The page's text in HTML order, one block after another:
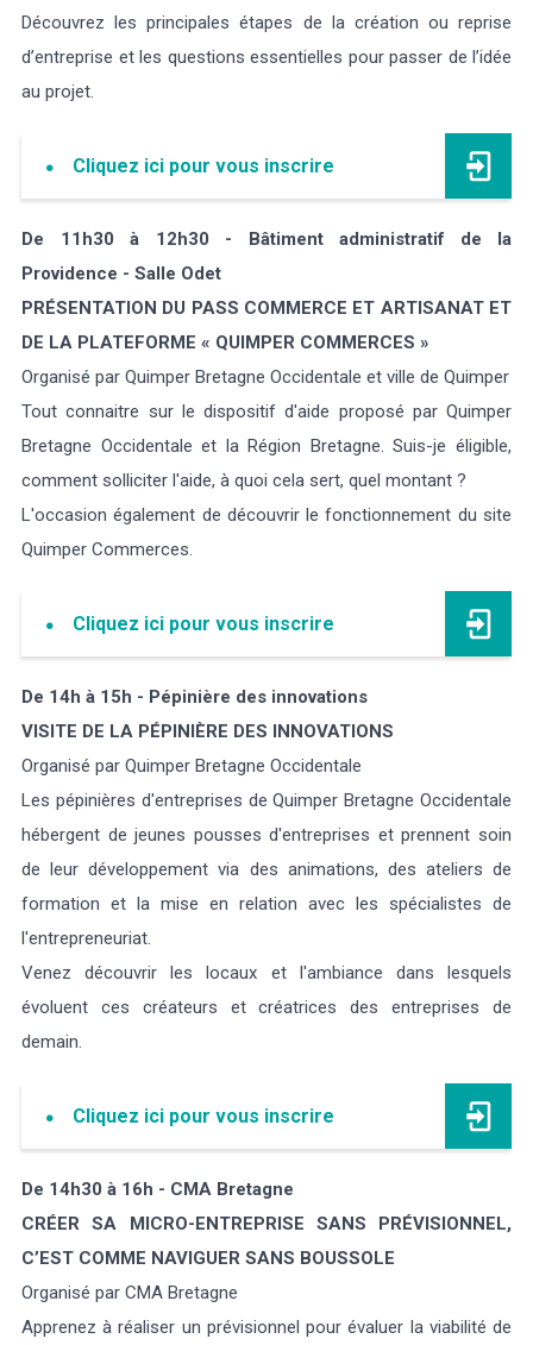
Découvrez les principales étapes de la création ou reprise
d’entreprise et les questions essentielles pour passer de l’idée
au projet.
Cliquez ici pour vous inscrire
De 11h30 à 12h30 - Bâtiment administratif de la
Providence - Salle Odet
PRÉSENTATION DU PASS COMMERCE ET ARTISANAT ET
DE LA PLATEFORME « QUIMPER COMMERCES »
Organisé par Quimper Bretagne Occidentale et ville de Quimper
Tout connaitre sur le dispositif d'aide proposé par Quimper
Bretagne Occidentale et la Région Bretagne. Suis-je éligible,
comment solliciter l'aide, à quoi cela sert, quel montant ?
L'occasion également de découvrir le fonctionnement du site
Quimper Commerces.
Cliquez ici pour vous inscrire
De 14h à 15h - Pépinière des innovations
VISITE DE LA PÉPINIÈRE DES INNOVATIONS
Organisé par Quimper Bretagne Occidentale
Les pépinières d'entreprises de Quimper Bretagne Occidentale
hébergent de jeunes pousses d'entreprises et prennent soin
de leur développement via des animations, des ateliers de
formation et la mise en relation avec les spécialistes de
l'entrepreneuriat.
Venez découvrir les locaux et l'ambiance dans lesquels
évoluent ces créateurs et créatrices des entreprises de
demain.
Cliquez ici pour vous inscrire
De 14h30 à 16h - CMA Bretagne
CRÉER SA MICRO-ENTREPRISE SANS PRÉVISIONNEL,
C’EST COMME NAVIGUER SANS BOUSSOLE
Organisé par CMA Bretagne
Apprenez à réaliser un prévisionnel pour évaluer la viabilité de